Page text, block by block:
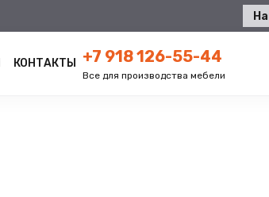
КОНТАКТЫ +7 918 126-55-44
Все для производства мебели